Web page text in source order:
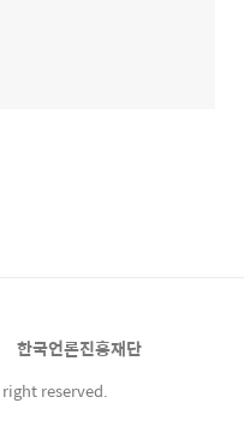
한국언론진흥재단
right reserved.